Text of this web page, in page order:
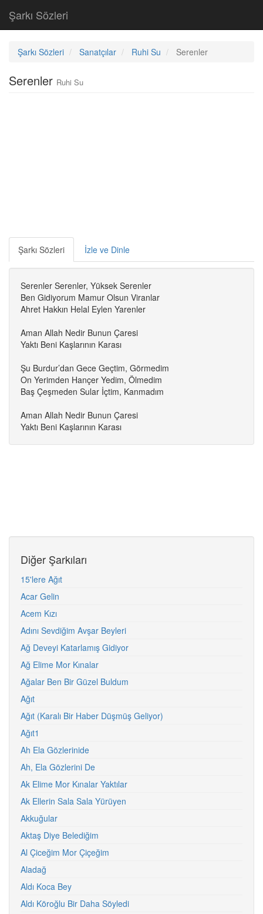
Şarkı Sözleri
Şarkı Sözleri Sanatçılar Ruhi Su Serenler
Serenler Ruhi Su
Şarkı Sözleri İzle ve Dinle
Serenler Serenler, Yüksek Serenler
Ben Gidiyorum Mamur Olsun Viranlar
Ahret Hakkın Helal Eylen Yarenler
Aman Allah Nedir Bunun Çaresi
Yaktı Beni Kaşlarının Karası
Şu Burdur’dan Gece Geçtim, Görmedim
On Yerimden Hançer Yedim, Ölmedim
Baş Çeşmeden Sular İçtim, Kanmadım
Aman Allah Nedir Bunun Çaresi
Yaktı Beni Kaşlarının Karası
Diğer Şarkıları
15'lere Ağıt
Acar Gelin
Acem Kızı
Adını Sevdiğim Avşar Beyleri
Ağ Deveyi Katarlamış Gidiyor
Ağ Elime Mor Kınalar
Ağalar Ben Bir Güzel Buldum
Ağıt
Ağıt (Karalı Bir Haber Düşmüş Geliyor)
Ağıt1
Ah Ela Gözlerinide
Ah, Ela Gözlerini De
Ak Elime Mor Kınalar Yaktılar
Ak Ellerin Sala Sala Yürüyen
Akkuğular
Aktaş Diye Belediğim
Al Çiceğim Mor Çiçeğim
Aladağ
Aldı Koca Bey
Aldı Köroğlu Bir Daha Söyledi